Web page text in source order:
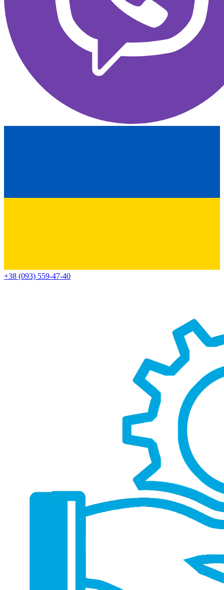
+38 (093) 559-47-40